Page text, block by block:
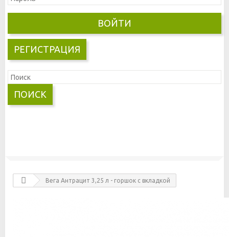
ВОЙТИ
РЕГИСТРАЦИЯ
ПОИСК
Вега Антрацит 3,25 л - горшок с вкладкой